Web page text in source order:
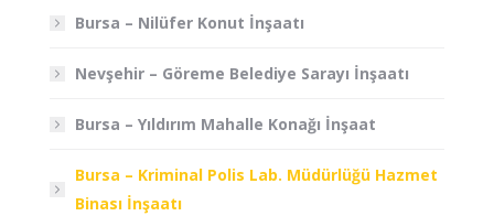
Bursa – Nilüfer Konut İnşaatı
Nevşehir – Göreme Belediye Sarayı İnşaatı
Bursa – Yıldırım Mahalle Konağı İnşaat
Bursa – Kriminal Polis Lab. Müdürlüğü Hazmet
Binası İnşaatı